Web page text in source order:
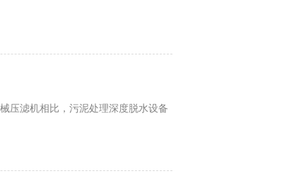
压滤机相比，污泥处理深度脱水设备